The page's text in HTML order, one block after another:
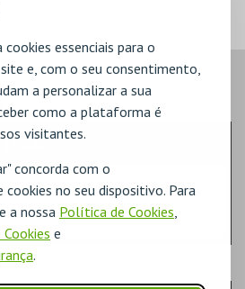
essenciais para o
e, com o seu consentimento,
a personalizar a sua
como a plataforma é
visitantes.
concorda com o
no seu dispositivo. Para
a nossa Política de Cookies,
e
.
lugar.